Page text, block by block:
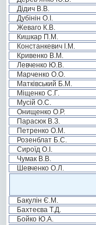
Дідич В.В.
Дубінін О.І.
Жеваго К.В.
Кишкар П.М.
Констанкевич І.М.
Кривенко В.М.
Левченко Ю.В.
Марченко О.О.
Матківський Б.М.
Міщенко С.Г.
Мусій О.С.
Онищенко О.Р.
Парасюк В.З.
Петренко О.М.
Розенблат Б.С.
Сироїд О.І.
Чумак В.В.
Шевченко О.Л.
Бакулін Є.М.
Бахтеєва Т.Д.
Бойко Ю.А.